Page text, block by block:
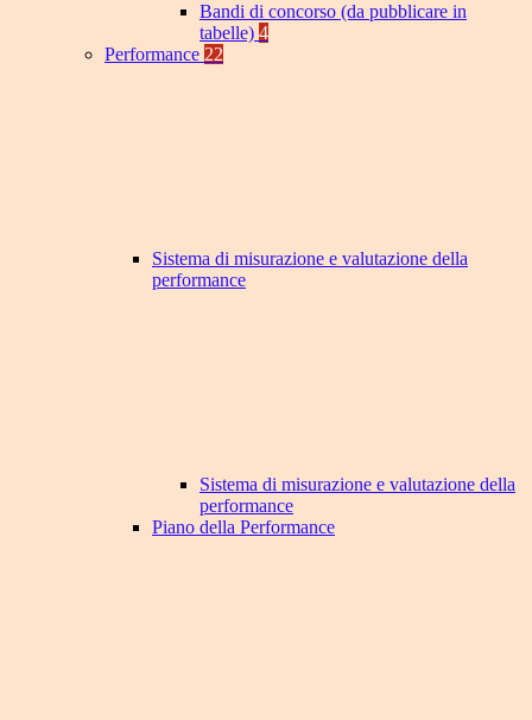
Bandi di concorso (da pubblicare in
tabelle) 4
Performance 22
Sistema di misurazione e valutazione della
performance
Sistema di misurazione e valutazione della
performance
Piano della Performance